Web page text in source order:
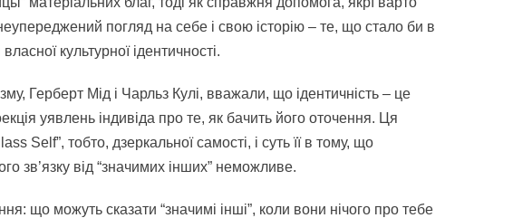
погляд на себе і свою історію – те, що стало би в
культурної ідентичності.
Герберт Мід і Чарльз Кулі, вважали, що ідентичність – це
уявлень індивіда про те, як бачить його оточення. Ця
Self”, тобто, дзеркальної самості, і суть її в тому, що
зв’язку від “значимих інших” неможливе.
що можуть сказати “значимі інші”, коли вони нічого про тебе